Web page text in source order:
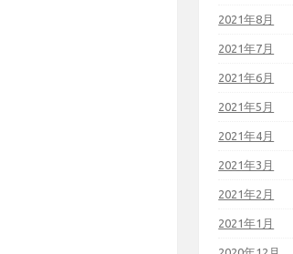
2021年8月
2021年7月
2021年6月
2021年5月
2021年4月
2021年3月
2021年2月
2021年1月